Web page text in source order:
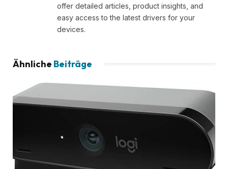
offer detailed articles, product insights, and
easy access to the latest drivers for your
devices.
Ähnliche Beiträge